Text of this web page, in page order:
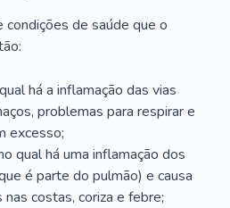
de saúde que o
há a inflamação das vias
problemas para respirar e
excesso;
qual há uma inflamação dos
é parte do pulmão) e causa
costas, coriza e febre;